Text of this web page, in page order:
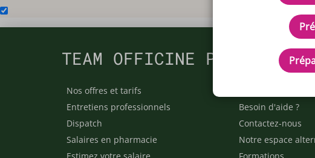
TEAM OFFICINE
Nos offres et tarifs
Entretiens professionnels
Dispatch
Salaires en pharmacie
Besoin d'aide ?
Contactez-nous
Notre espace